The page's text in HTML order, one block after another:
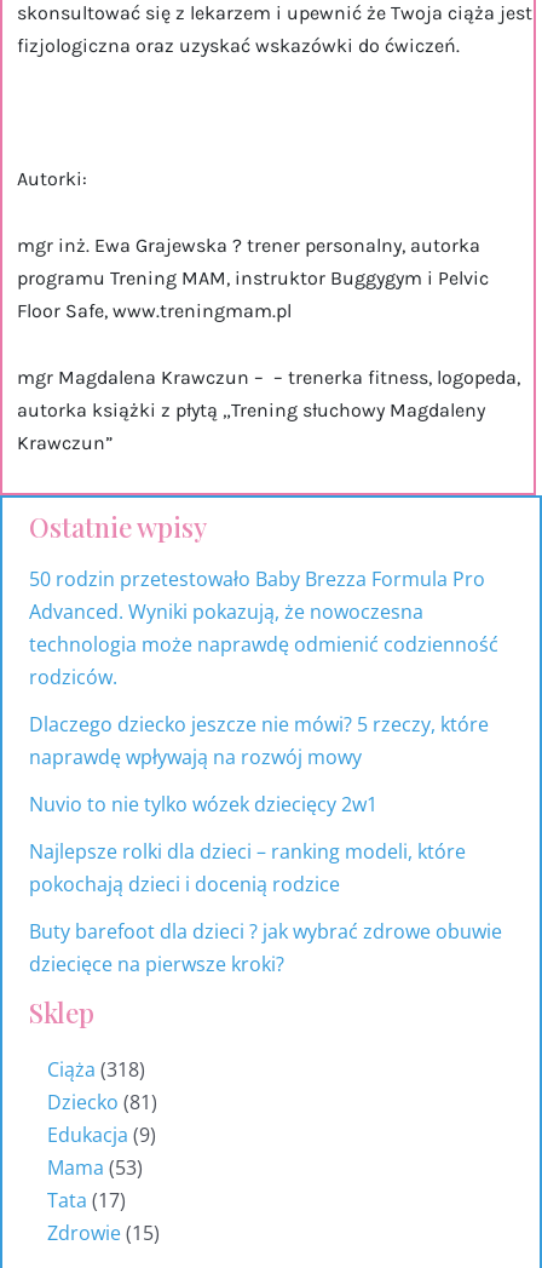
skonsultować się z lekarzem i upewnić że Twoja ciąża jest
fizjologiczna oraz uzyskać wskazówki do ćwiczeń.
Autorki:
mgr inż. Ewa Grajewska ? trener personalny, autorka
programu Trening MAM, instruktor Buggygym i Pelvic
Floor Safe, www.treningmam.pl
mgr Magdalena Krawczun – – trenerka fitness, logopeda,
autorka książki z płytą „Trening słuchowy Magdaleny
Krawczun”
Ostatnie wpisy
50 rodzin przetestowało Baby Brezza Formula Pro
Advanced. Wyniki pokazują, że nowoczesna
technologia może naprawdę odmienić codzienność
rodziców.
Dlaczego dziecko jeszcze nie mówi? 5 rzeczy, które
naprawdę wpływają na rozwój mowy
Nuvio to nie tylko wózek dziecięcy 2w1
Najlepsze rolki dla dzieci – ranking modeli, które
pokochają dzieci i docenią rodzice
Buty barefoot dla dzieci ? jak wybrać zdrowe obuwie
dziecięce na pierwsze kroki?
Sklep
Ciąża 318
318
Dziecko 81
81
Edukacja 9
9
Mama 53
53
Tata 17
17
Zdrowie 15
15